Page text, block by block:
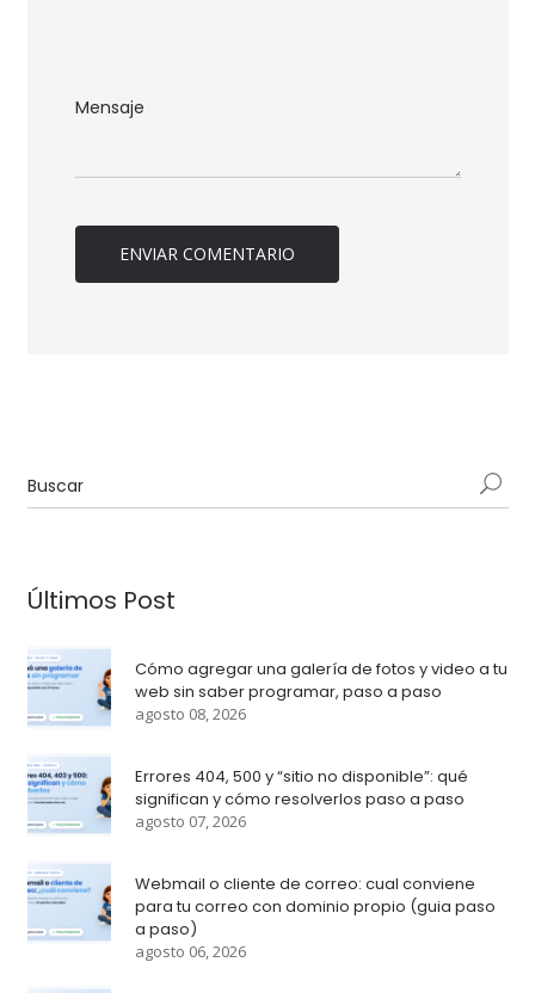
Últimos Post
Cómo agregar una galería de fotos y video a tu
web sin saber programar, paso a paso
agosto 08, 2026
Errores 404, 500 y “sitio no disponible”: qué
significan y cómo resolverlos paso a paso
agosto 07, 2026
Webmail o cliente de correo: cual conviene
para tu correo con dominio propio (guia paso
a paso)
agosto 06, 2026